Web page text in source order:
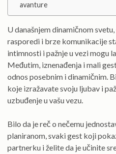
avanture
U današnjem dinamičnom
rasporedi i brze komunikacije
intimnosti i pažnje u vezi mogu
Međutim, iznenađenja i mali
odnos posebnim i dinamičnim.
koje izražavate svoju ljubav i
uzbuđenje u vašu vezu.
Bilo da je reč o nečemu
planiranom, svaki gest koji
partnerku i želite da je učinite